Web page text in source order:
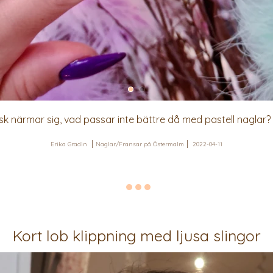
närmar sig, vad passar inte bättre då med pastell
Erika Gradin Naglar/Fransar på Östermalm 2022-04-11
Kort lob klippning med ljusa slingor